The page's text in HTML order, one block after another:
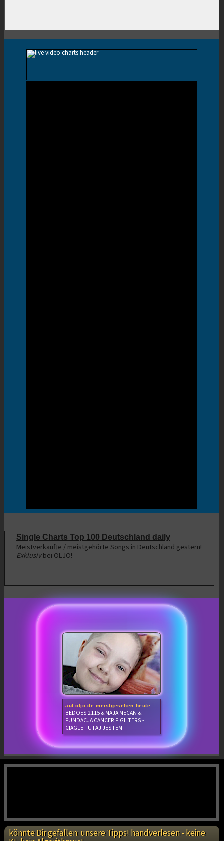
Single Charts Top 100 Deutschland daily
Meistverkaufte / meistgehörte Songs in Deutschland gestern!
Exklusivbei OLJO!
auf oljo.de meistgesehen heute:
BEDOES 2115 & MAJA MECAN &
FUNDACJA CANCER FIGHTERS -
CIAGLE TUTAJ JESTEM
könnte Dir gefallen: unsere Tipps! handverlesen - keine